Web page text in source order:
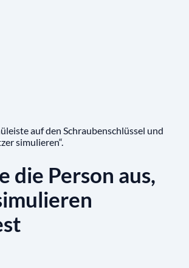
auf den Schraubenschlüssel und
simulieren“.
die Person aus,